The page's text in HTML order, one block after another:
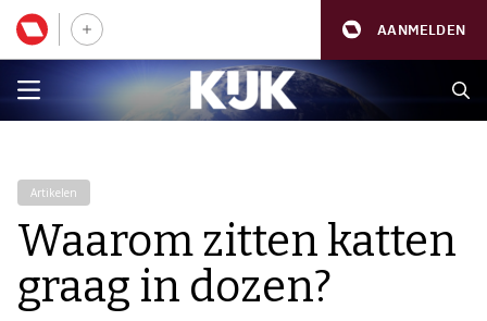
AANMELDEN
Artikelen
Waarom zitten katten
graag in dozen?